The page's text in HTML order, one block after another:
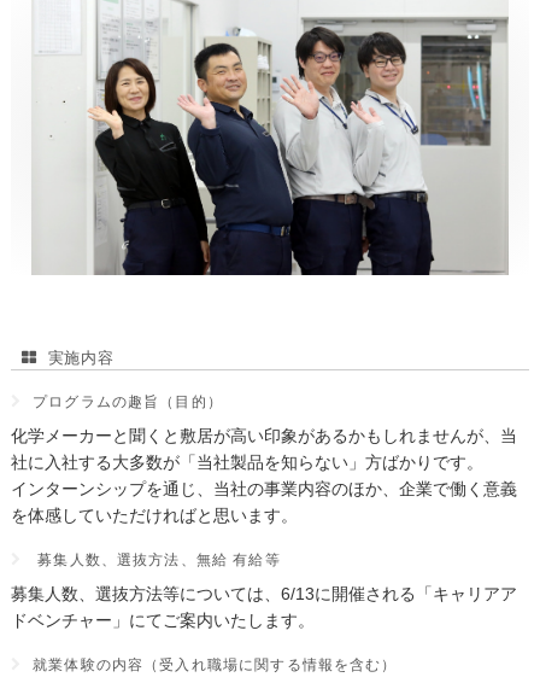
実施内容
プログラムの趣旨（目的）
化学メーカーと聞くと敷居が高い印象があるかもしれませんが、当
社に入社する大多数が「当社製品を知らない」方ばかりです。
インターンシップを通じ、当社の事業内容のほか、企業で働く意義
を体感していただければと思います。
募集人数、選抜方法、無給 有給等
募集人数、選抜方法等については、6/13に開催される「キャリアア
ドベンチャー」にてご案内いたします。
就業体験の内容（受入れ職場に関する情報を含む）